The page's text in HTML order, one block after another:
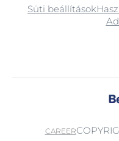
Süti beállítások
CAREER